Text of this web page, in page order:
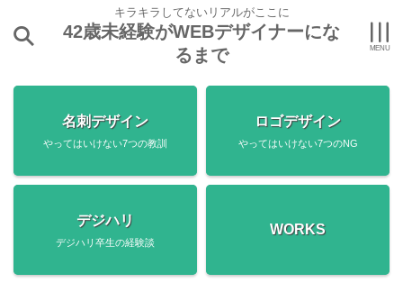
キラキラしてないリアルがここに
42歳未経験がWEBデザイナーにな
るまで
名刺デザイン
やってはいけない7つの教訓
ロゴデザイン
やってはいけない7つのNG
デジハリ
デジハリ卒生の経験談
WORKS